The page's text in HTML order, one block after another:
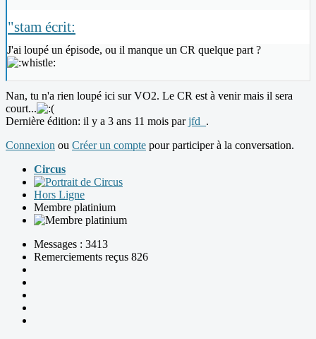
"stam écrit:
J'ai loupé un épisode, ou il manque un CR quelque part ?
Nan, tu n'a rien loupé ici sur VO2. Le CR est à venir mais il sera
court...
Dernière édition: il y a 3 ans 11 mois parjfd_ .
Connexion ou Créer un compte pour participer à la conversation.
Circus
Hors Ligne
Membre platinium
Messages : 3413
Remerciements reçus 826